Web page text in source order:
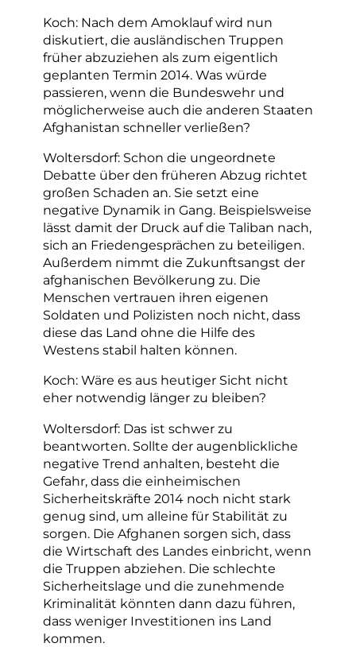
Koch: Nach dem Amoklauf wird nun
diskutiert, die ausländischen Truppen
früher abzuziehen als zum eigentlich
geplanten Termin 2014. Was würde
passieren, wenn die Bundeswehr und
möglicherweise auch die anderen Staaten
Afghanistan schneller verließen?
Woltersdorf: Schon die ungeordnete
Debatte über den früheren Abzug richtet
großen Schaden an. Sie setzt eine
negative Dynamik in Gang. Beispielsweise
lässt damit der Druck auf die Taliban nach,
sich an Friedengesprächen zu beteiligen.
Außerdem nimmt die Zukunftsangst der
afghanischen Bevölkerung zu. Die
Menschen vertrauen ihren eigenen
Soldaten und Polizisten noch nicht, dass
diese das Land ohne die Hilfe des
Westens stabil halten können.
Koch: Wäre es aus heutiger Sicht nicht
eher notwendig länger zu bleiben?
Woltersdorf: Das ist schwer zu
beantworten. Sollte der augenblickliche
negative Trend anhalten, besteht die
Gefahr, dass die einheimischen
Sicherheitskräfte 2014 noch nicht stark
genug sind, um alleine für Stabilität zu
sorgen. Die Afghanen sorgen sich, dass
die Wirtschaft des Landes einbricht, wenn
die Truppen abziehen. Die schlechte
Sicherheitslage und die zunehmende
Kriminalität könnten dann dazu führen,
dass weniger Investitionen ins Land
kommen.